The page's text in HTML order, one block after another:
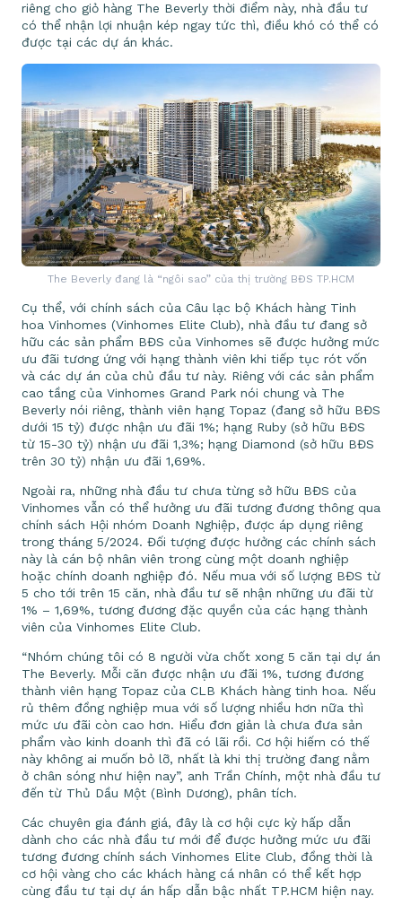
riêng cho giỏ hàng The Beverly thời điểm này, nhà đầu tư
có thể nhận lợi nhuận kép ngay tức thì, điều khó có thể có
được tại các dự án khác.
The Beverly đang là “ngôi sao” của thị trường BĐS TP.HCM
Cụ thể, với chính sách của Câu lạc bộ Khách hàng Tinh
hoa Vinhomes (Vinhomes Elite Club), nhà đầu tư đang sở
hữu các sản phẩm BĐS của Vinhomes sẽ được hưởng mức
ưu đãi tương ứng với hạng thành viên khi tiếp tục rót vốn
và các dự án của chủ đầu tư này. Riêng với các sản phẩm
cao tầng của Vinhomes Grand Park nói chung và The
Beverly nói riêng, thành viên hạng Topaz (đang sở hữu BĐS
dưới 15 tỷ) được nhận ưu đãi 1%; hạng Ruby (sở hữu BĐS
từ 15-30 tỷ) nhận ưu đãi 1,3%; hạng Diamond (sở hữu BĐS
trên 30 tỷ) nhận ưu đãi 1,69%.
Ngoài ra, những nhà đầu tư chưa từng sở hữu BĐS của
Vinhomes vẫn có thể hưởng ưu đãi tương đương thông qua
chính sách Hội nhóm Doanh Nghiệp, được áp dụng riêng
trong tháng 5/2024. Đối tượng được hưởng các chính sách
này là cán bộ nhân viên trong cùng một doanh nghiệp
hoặc chính doanh nghiệp đó. Nếu mua với số lượng BĐS từ
5 cho tới trên 15 căn, nhà đầu tư sẽ nhận những ưu đãi từ
1% – 1,69%, tương đương đặc quyền của các hạng thành
viên của Vinhomes Elite Club.
“Nhóm chúng tôi có 8 người vừa chốt xong 5 căn tại dự án
The Beverly. Mỗi căn được nhận ưu đãi 1%, tương đương
thành viên hạng Topaz của CLB Khách hàng tinh hoa. Nếu
rủ thêm đồng nghiệp mua với số lượng nhiều hơn nữa thì
mức ưu đãi còn cao hơn. Hiểu đơn giản là chưa đưa sản
phẩm vào kinh doanh thì đã có lãi rồi. Cơ hội hiếm có thế
này không ai muốn bỏ lỡ, nhất là khi thị trường đang nằm
ở chân sóng như hiện nay”, anh Trần Chính, một nhà đầu tư
đến từ Thủ Dầu Một (Bình Dương), phân tích.
Các chuyên gia đánh giá, đây là cơ hội cực kỳ hấp dẫn
dành cho các nhà đầu tư mới để được hưởng mức ưu đãi
tương đương chính sách Vinhomes Elite Club, đồng thời là
cơ hội vàng cho các khách hàng cá nhân có thể kết hợp
cùng đầu tư tại dự án hấp dẫn bậc nhất TP.HCM hiện nay.